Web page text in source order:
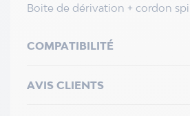
Boite de dérivation + cordon
COMPATIBILITÉ
AVIS CLIENTS